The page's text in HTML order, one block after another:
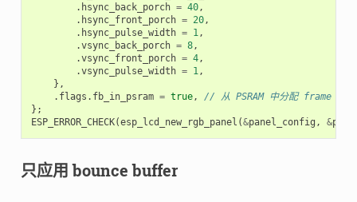
. hsync_back_porch = 40,
. hsync_front_porch = 20,
. hsync_pulse_width = 1,
.vsync_back_porch = 8,
.vsync_front_porch = 4,
.vsync_pulse_width = 1,
},
. flags . fb_in_psram = true,
// 从 PSRAM 中分配 frame
};
ESP_ERROR_CHECK(esp_lcd_new_rgb_panel (&panel_config , &
只应用 bounce buffer